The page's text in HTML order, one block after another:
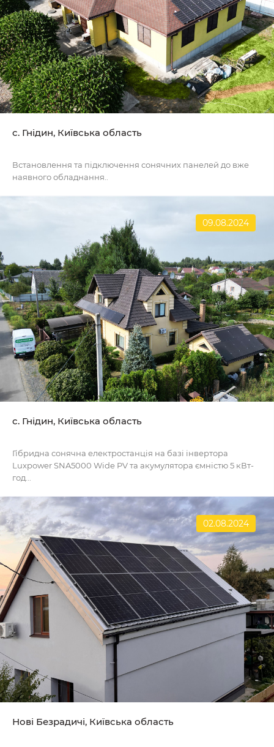
с. Гнідин, Київська область
Встановлення та підключення сонячних панелей до вже
наявного обладнання..
09.08.2024
с. Гнідин, Київська область
Гібридна сонячна електростанція на базі інвертора
Luxpower SNA5000 Wide PV та акумулятора ємністю 5 кВт-
год...
02.08.2024
Нові Безрадичі, Київська область